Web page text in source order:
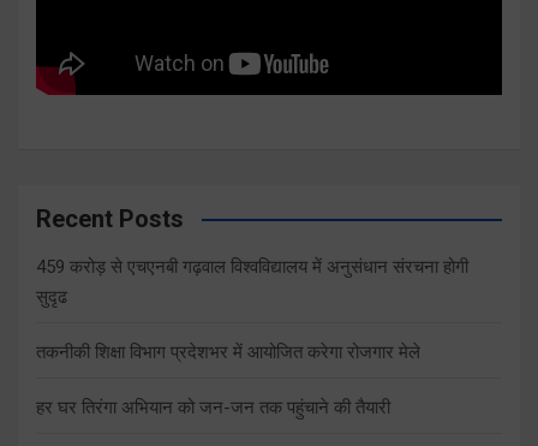
Recent Posts
459 करोड़ से एचएनबी गढ़वाल विश्वविद्यालय में अनुसंधान संरचना होगी
सुदृढ
तकनीकी शिक्षा विभाग प्रदेशभर में आयोजित करेगा रोजगार मेले
हर घर तिरंगा अभियान को जन-जन तक पहुंचाने की तैयारी